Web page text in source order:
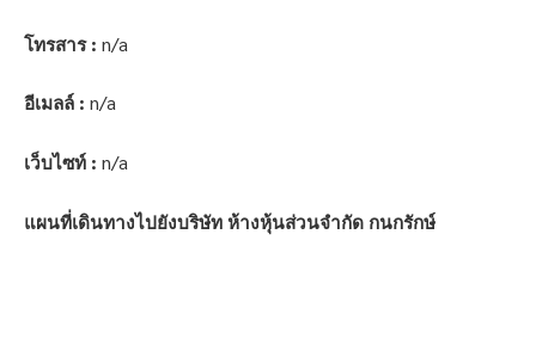
โทรสาร : n/a
อีเมลล์ : n/a
เว็บไซท์ : n/a
แผนที่เดินทางไปยังบริษัท ห้างหุ้นส่วนจำกัด กนกรักษ์